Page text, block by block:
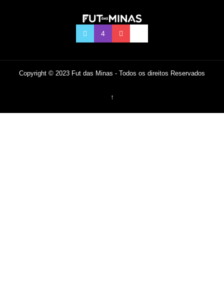
Copyright © 2023 Fut das Minas - Todos os direitos Reservados
↑